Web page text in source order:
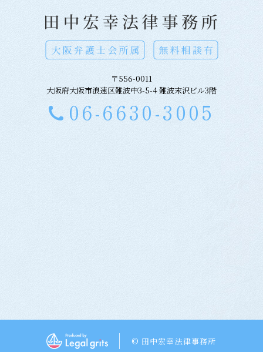
〒556-0011
大阪府大阪市浪速区難波中3-5-4 難波末沢ビル3階
06-6630-3005
© 田中宏幸法律事務所